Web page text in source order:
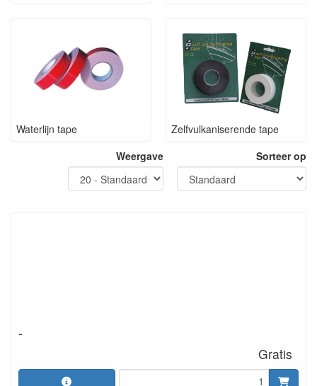
Waterlijn tape
Zelfvulkaniserende tape
Weergave
Sorteer op
-
Gratis